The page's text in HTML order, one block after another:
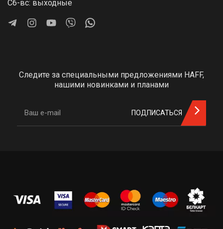
Сб-вс: выходные
Следите за специальными предложениями HAFF,
нашими новинками и планами
ПОДПИСАТЬСЯ